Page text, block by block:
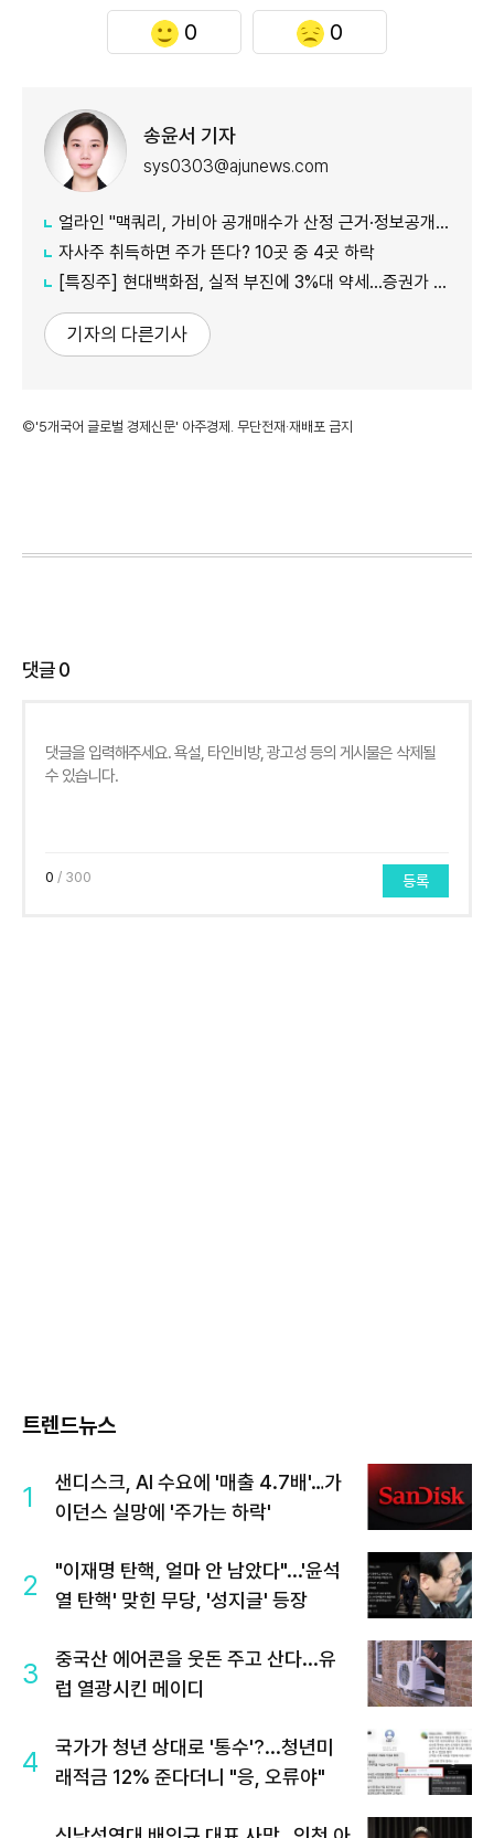
0 0
송윤서 기자
sys0303@ajunews.com
얼라인 "맥쿼리, 가비아 공개매수가 산정 근거·정보공개 더 밝혀야"
자사주 취득하면 주가 뜬다? 10곳 중 4곳 하락
[특징주] 현대백화점, 실적 부진에 3%대 약세…증권가 목표가 줄하향
기자의 다른기사
©'5개국어 글로벌 경제신문' 아주경제. 무단전재·재배포 금지
댓글0
0 / 300 등록
트렌드뉴스
1
샌디스크, AI 수요에 '매출 4.7배'…가
이던스 실망에 '주가는 하락'
2
"이재명 탄핵, 얼마 안 남았다"...'윤석
열 탄핵' 맞힌 무당, '성지글' 등장
3
중국산 에어콘을 웃돈 주고 산다...유
럽 열광시킨 메이디
4
국가가 청년 상대로 '통수'?...청년미
래적금 12% 준다더니 "응, 오류야"